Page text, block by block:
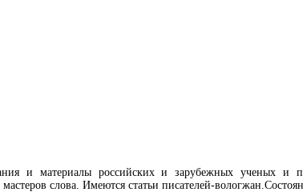
и материалы российских и зарубежных ученых
слова. Имеются статьи писателей-